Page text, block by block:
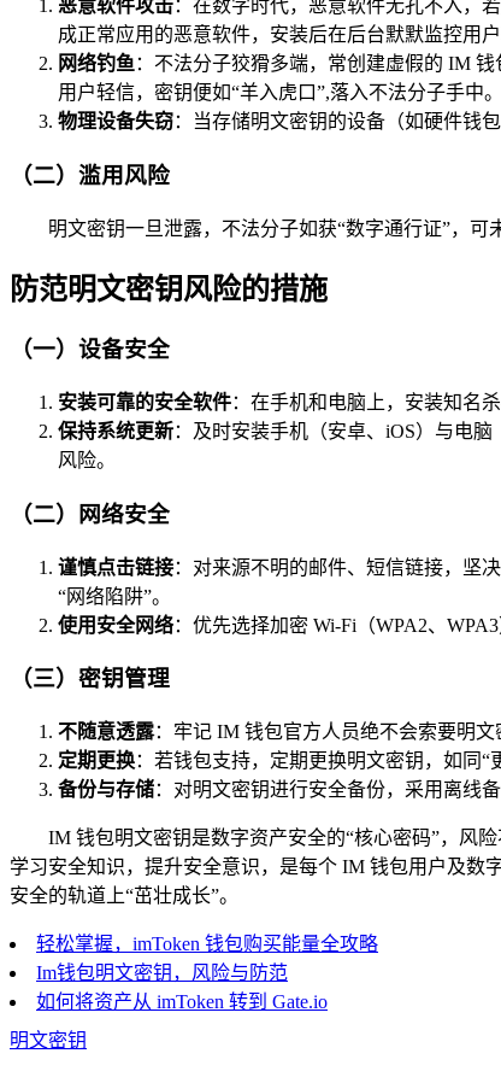
恶意软件攻击：在数字时代，恶意软件无孔不入，
成正常应用的恶意软件，安装后在后台默默监控用
网络钓鱼 ：不法分子狡猾多端，常创建虚假的 IM
用户轻信，密钥便如“羊入虎口”,落入不法分子手中。
物理设备失窃：当存储明文密钥的设备（如硬件钱
（二）滥用风险
明文密钥一旦泄露，不法分子如获“数字通行证”，
防范明文密钥风险的措施
（一）设备安全
安装可靠的安全软件：在手机和电脑上，安装知名
保持系统更新：及时安装手机（安卓、iOS）与电
风险。
（二）网络安全
谨慎点击链接：对来源不明的邮件、短信链接，坚
“网络陷阱”。
使用安全网络：优先选择加密 Wi-Fi（WPA2、
（三）密钥管理
不随意透露：牢记 IM 钱包官方人员绝不会索要明
定期更换：若钱包支持，定期更换明文密钥，如同“
备份与存储：对明文密钥进行安全备份，采用离线
IM 钱包明文密钥是数字资产安全的“核心密码”，风
学习安全知识，提升安全意识，是每个 IM 钱包用户及数
安全的轨道上“茁壮成长”。
轻松掌握，imToken 钱包购买能量全攻略
Im钱包明文密钥，风险与防范
如何将资产从 imToken 转到 Gate.io
明文密钥